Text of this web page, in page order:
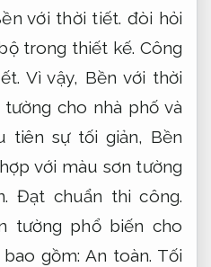
với thời tiết. đòi hỏi
trong thiết kế. Công
Vì vậy, Bền với thời
cho nhà phố và
tiên sự tối giản, Bền
với màu sơn tường
Đạt chuẩn thi công.
tường phổ biến cho
gồm: An toàn. Tối